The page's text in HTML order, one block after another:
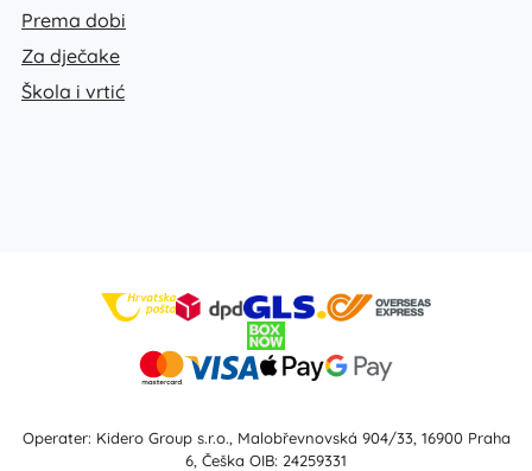
Prema dobi
Za dječake
Škola i vrtić
Operater: Kidero Group s.r.o., Malobřevnovská 904/33, 16900 Praha
6, Češka OIB: 24259331